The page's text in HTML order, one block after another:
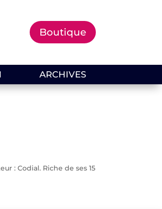
Boutique
ARCHIVES
: Codial. Riche de ses 15